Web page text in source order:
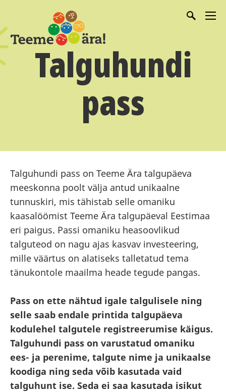
Talguhundi
pass
Talguhundi pass on Teeme Ära talgupäeva
meeskonna poolt välja antud unikaalne
tunnuskiri, mis tähistab selle omaniku
kaasalöömist Teeme Ära talgupäeval Eestimaa
eri paigus. Passi omaniku heasoovlikud
talguteod on nagu ajas kasvav investeering,
mille väärtus on alatiseks talletatud tema
tänukontole maailma heade tegude pangas.
Pass on ette nähtud igale talgulisele ning
selle saab endale printida talgupäeva
kodulehel talgutele registreerumise käigus.
Talguhundi pass on varustatud omaniku
ees- ja perenime, talgute nime ja unikaalse
koodiga ning seda võib kasutada vaid
talguhunt ise. Seda ei saa kasutada isikut